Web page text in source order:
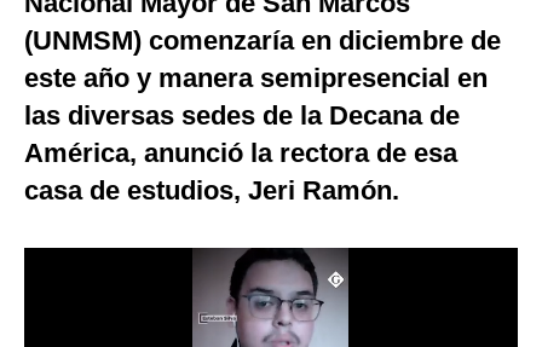
España
Internacional
Tecnología
Club del Suscriptor
(UNMSM) comenzaría en diciembre de
este año y manera semipresencial en
las diversas sedes de la Decana de
América, anunció la rectora de esa
casa de estudios, Jeri Ramón.